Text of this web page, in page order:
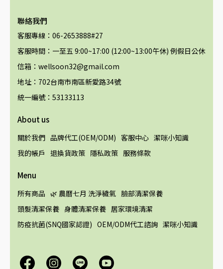
聯絡我們
客服專線：06-2653888#27
客服時間：一至五 9:00~17:00 (12:00~13:00午休) 例假日公休
信箱：wellsoon32@gmail.com
地址：702台南市南區新愛路34號
統一編號：53133113
About us
關於我們 品牌代工(OEM/ODM) 客服中心 潔咪小知識
我的帳戶
退換貨政策 隱私政策 服務條款
Menu
所有商品 🌿 農曆七月 洗淨穢氣 臉部清潔保養
頭髮清潔保養 身體清潔保養 居家環境清潔
防疫抗菌(SNQ國家認證) OEM/ODM代工諮詢 潔咪小知識